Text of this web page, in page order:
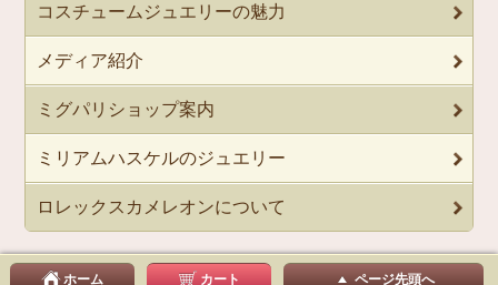
コスチュームジュエリーの魅力
メディア紹介
ミグパリショップ案内
ミリアムハスケルのジュエリー
ロレックスカメレオンについて
ホーム カート ページ先頭へ